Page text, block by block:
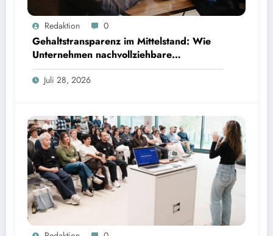
Gehaltstransparenz im Mittelstand: Wie Unternehmen nachvollziehbare Vergütungsmodelle
schaffenRedaktion 0
Gehaltstransparenz im Mittelstand: Wie
Unternehmen nachvollziehbare
Vergütungsmodelle schaffen
Juli 28, 2026
Masterarbeiten als Gründungsinstrument: TUM Programm führt zu rund 80 Startups | Bild: